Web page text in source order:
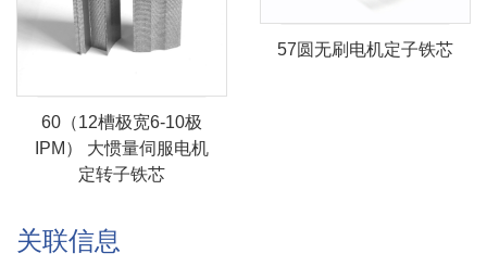
60（12槽极宽6-10极
IPM） 大惯量伺服电机
定转子铁芯
57圆无刷电机定子铁芯
关联信息